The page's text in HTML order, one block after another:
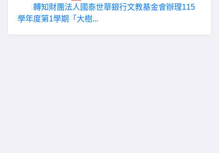
轉知財團法人國泰世華銀行文教基金會辦理115
學年度第1學期「大樹...